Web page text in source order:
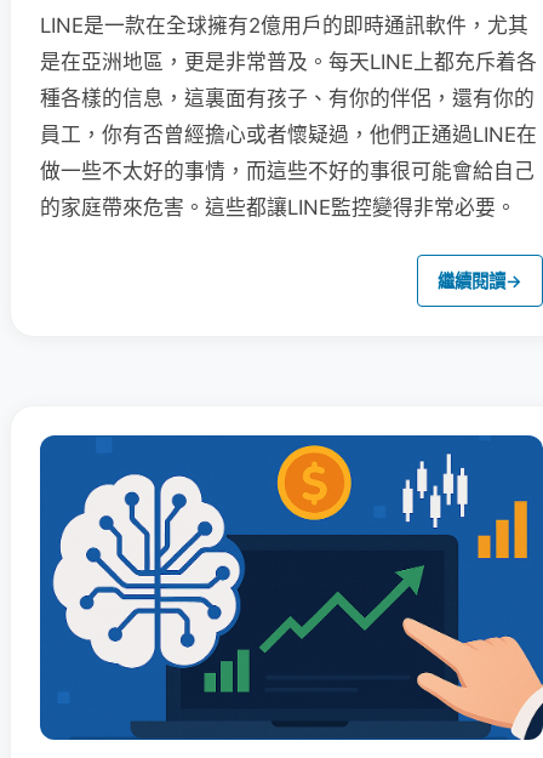
LINE是一款在全球擁有2億用戶的即時通訊軟件，尤其
是在亞洲地區，更是非常普及。每天LINE上都充斥着各
種各樣的信息，這裏面有孩子、有你的伴侶，還有你的
員工，你有否曾經擔心或者懷疑過，他們正通過LINE在
做一些不太好的事情，而這些不好的事很可能會給自己
的家庭帶來危害。這些都讓LINE監控變得非常必要。
繼續閱讀→